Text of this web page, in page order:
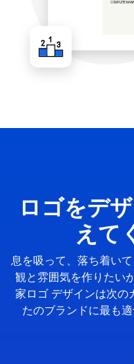
ロゴをデ
えて
息を吸って、落ち着い
観と雰囲気を作りたい
家ロゴ デザインは次の
たのブランドに最も